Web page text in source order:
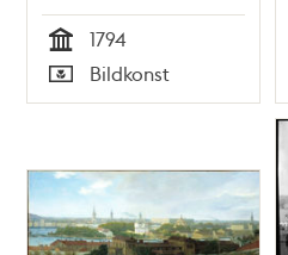
Tid
1794
Typ
Bildkonst